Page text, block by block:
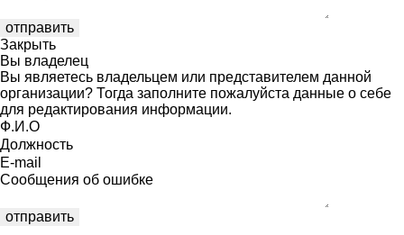
Закрыть
Вы владелец
Вы являетесь владельцем или представителем данной
организации? Тогда заполните пожалуйста данные о себе
для редактирования информации.
Ф.И.О
Должность
E-mail
Сообщения об ошибке